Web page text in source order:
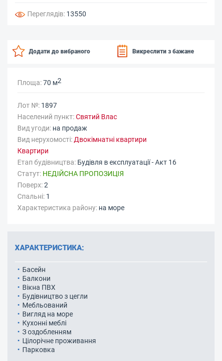
Переглядів: 13550
Додати до вибраного Викреслити з бажане
Площа:70 м2
Лот №: 1897
Населений пункт:Святий Влас
Вид угоди: на продаж
Вид нерухомості: Двокімнатні квартири
Квартири
Етап будівництва: Будівля в експлуатації - Акт 16
Статут: НЕДІЙСНА ПРОПОЗИЦІЯ
Поверх:2
Спальні: 1
Характеристика району: на море
ХАРАКТЕРИСТИКА:
Басейн
Балкони
Вікна ПВХ
Будівництво з цегли
Мебльований
Вигляд на море
Кухонні меблі
З оздобленням
Цілорічне проживання
Парковка